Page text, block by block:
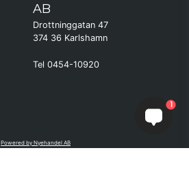
AB
Drottninggatan 47
374 36 Karlshamn
Tel 0454-10920
Powered by Nyehandel AB
1